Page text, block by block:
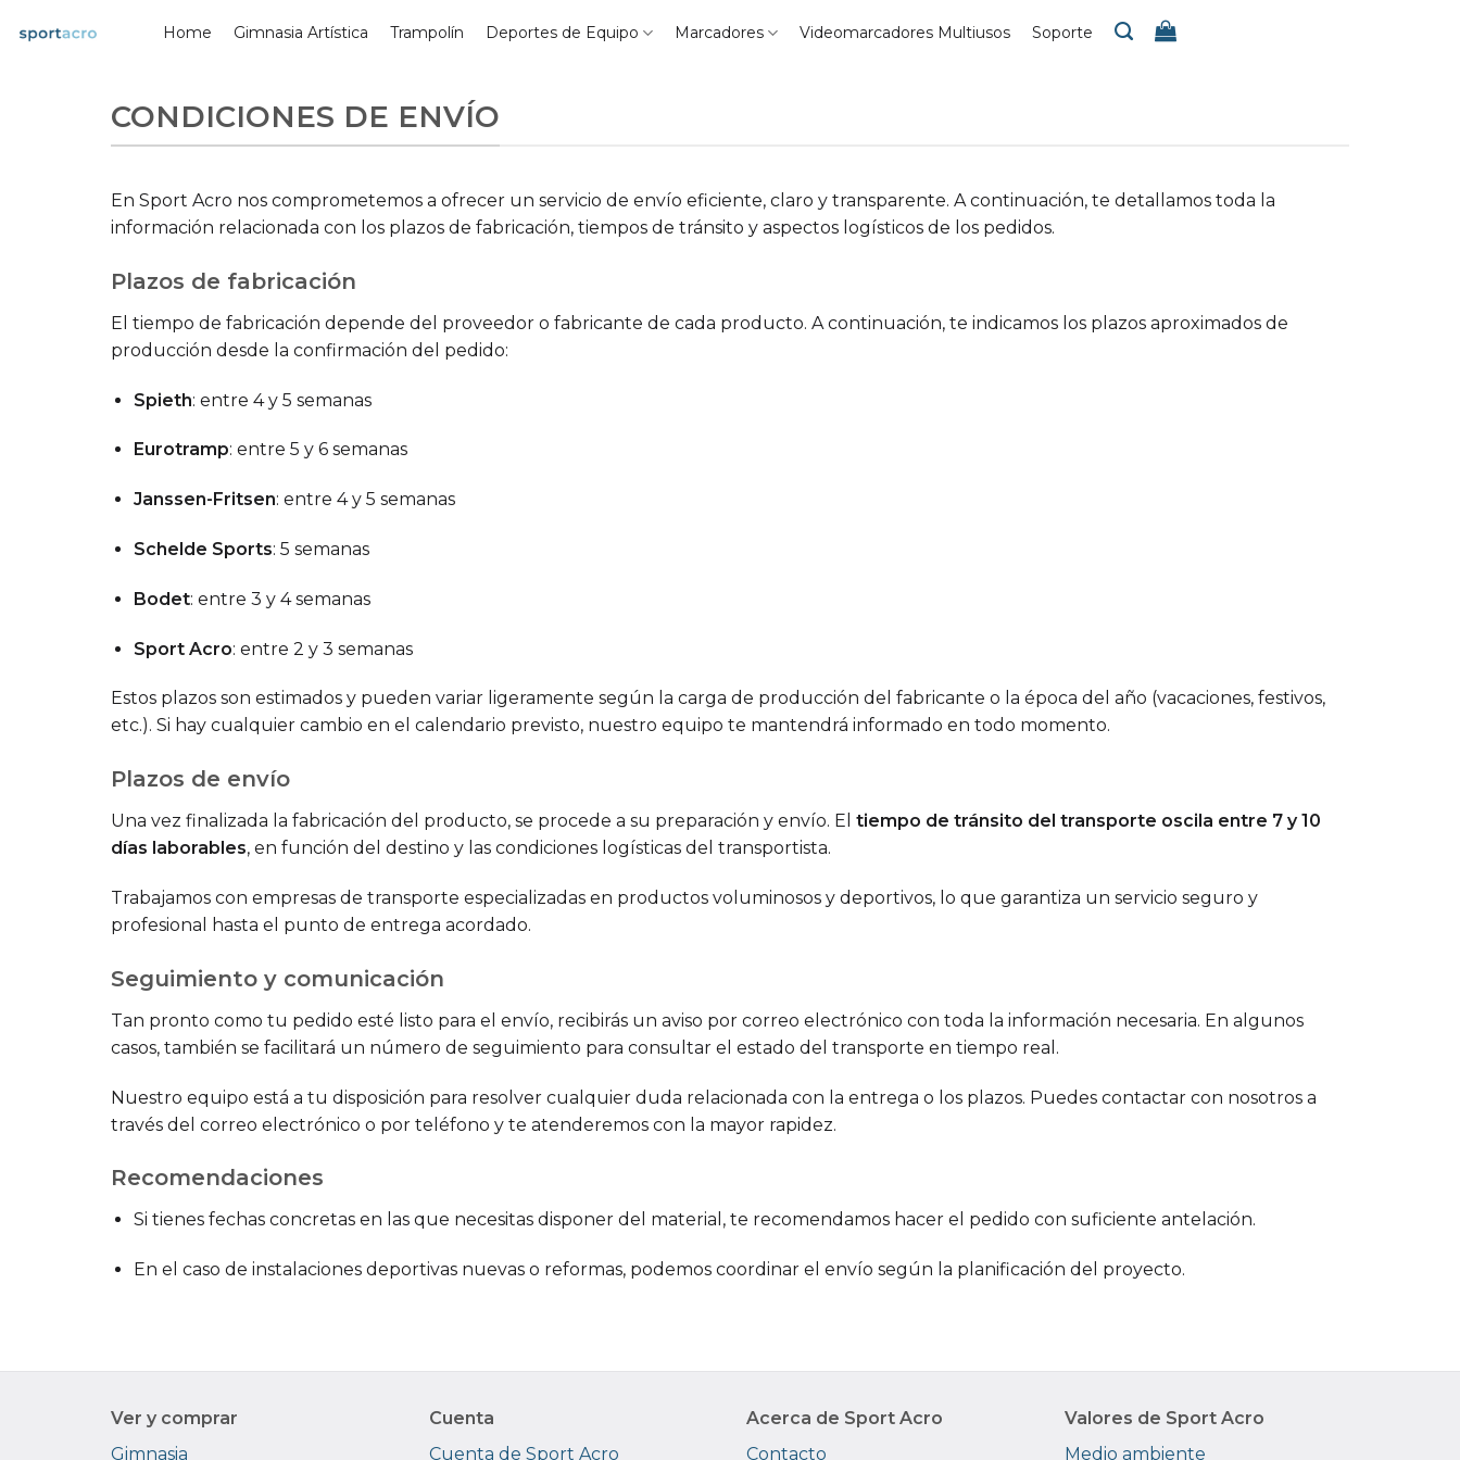
Home Gimnasia Artística Trampolín Deportes de Equipo Marcadores Videomarcadores Multiusos Soporte
CONDICIONES DE ENVÍO
En Sport Acro nos comprometemos a ofrecer un servicio de envío eficiente, claro y transparente. A continuación, te detallamos toda la
información relacionada con los plazos de fabricación, tiempos de tránsito y aspectos logísticos de los pedidos.
Plazos de fabricación
El tiempo de fabricación depende del proveedor o fabricante de cada producto. A continuación, te indicamos los plazos aproximados de
producción desde la confirmación del pedido:
Spieth: entre 4 y 5 semanas
Eurotramp: entre 5 y 6 semanas
Janssen-Fritsen: entre 4 y 5 semanas
Schelde Sports: 5 semanas
Bodet: entre 3 y 4 semanas
Sport Acro: entre 2 y 3 semanas
Estos plazos son estimados y pueden variar ligeramente según la carga de producción del fabricante o la época del año (vacaciones, festivos,
etc.). Si hay cualquier cambio en el calendario previsto, nuestro equipo te mantendrá informado en todo momento.
Plazos de envío
Una vez finalizada la fabricación del producto, se procede a su preparación y envío. El tiempo de tránsito del transporte oscila entre 7 y 10
días laborables, en función del destino y las condiciones logísticas del transportista.
Trabajamos con empresas de transporte especializadas en productos voluminosos y deportivos, lo que garantiza un servicio seguro y
profesional hasta el punto de entrega acordado.
Seguimiento y comunicación
Tan pronto como tu pedido esté listo para el envío, recibirás un aviso por correo electrónico con toda la información necesaria. En algunos
casos, también se facilitará un número de seguimiento para consultar el estado del transporte en tiempo real.
Nuestro equipo está a tu disposición para resolver cualquier duda relacionada con la entrega o los plazos. Puedes contactar con nosotros a
través del correo electrónico o por teléfono y te atenderemos con la mayor rapidez.
Recomendaciones
Si tienes fechas concretas en las que necesitas disponer del material, te recomendamos hacer el pedido con suficiente antelación.
En el caso de instalaciones deportivas nuevas o reformas, podemos coordinar el envío según la planificación del proyecto.
Ver y comprar
Gimnasia
Cuenta
Cuenta de Sport Acro
Acerca de Sport Acro
Contacto
Valores de Sport Acro
Medio ambiente